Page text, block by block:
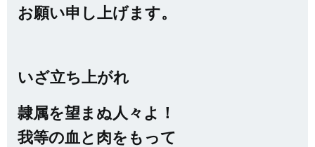
お願い申し上げます。
いざ立ち上がれ
隷属を望まぬ人々よ！
我等の血と肉をもって